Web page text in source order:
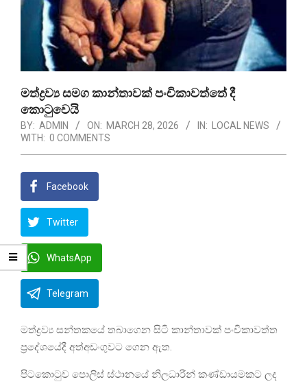
මත්ද්‍රව්‍ය සමග කාන්තාවක් පංචිකාවත්තේ දී
කොටුවෙයි
BY: ADMIN ON: MARCH 28, 2026 IN:
LOCAL NEWS
WITH: 0 COMMENTS
Facebook
Twitter
WhatsApp
Telegram
මත්ද්‍රව්‍ය සන්තකයේ තබාගෙන සිටි කාන්තාවක් පංචිකාවත්ත
ප්‍රදේශයේදී අත්අඩංගුවට ගෙන ඇත.
පිටකොටුව පොලිස් ස්ථානයේ නිලධාරීන් කණ්ඩායමකට ලද